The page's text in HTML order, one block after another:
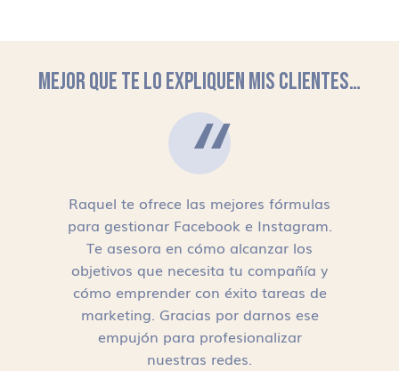
MEJOR QUE TE LO EXPLIQUEN MIS CLIENTES…
Raquel te ofrece las mejores fórmulas
para gestionar Facebook e Instagram.
Te asesora en cómo alcanzar los
objetivos que necesita tu compañía y
cómo emprender con éxito tareas de
marketing. Gracias por darnos ese
empujón para profesionalizar
nuestras redes.